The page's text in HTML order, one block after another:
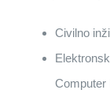
Civilno
Computer